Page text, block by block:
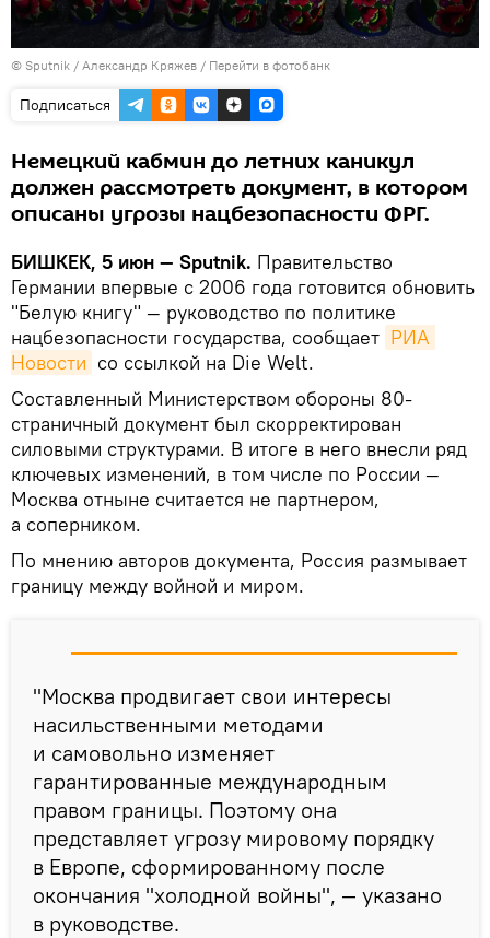
© Sputnik / Александр Кряжев / Перейти в фотобанк
Подписаться
Немецкий кабмин до летних каникул
должен рассмотреть документ, в котором
описаны угрозы нацбезопасности ФРГ.
БИШКЕК, 5 июн — Sputnik. Правительство
Германии впервые с 2006 года готовится обновить
"Белую книгу" — руководство по политике
нацбезопасности государства, сообщает РИА
Новости со ссылкой на Die Welt.
Составленный Министерством обороны 80-
страничный документ был скорректирован
силовыми структурами. В итоге в него внесли ряд
ключевых изменений, в том числе по России —
Москва отныне считается не партнером,
а соперником.
По мнению авторов документа, Россия размывает
границу между войной и миром.
"Москва продвигает свои интересы
насильственными методами
и самовольно изменяет
гарантированные международным
правом границы. Поэтому она
представляет угрозу мировому порядку
в Европе, сформированному после
окончания "холодной войны", — указано
в руководстве.